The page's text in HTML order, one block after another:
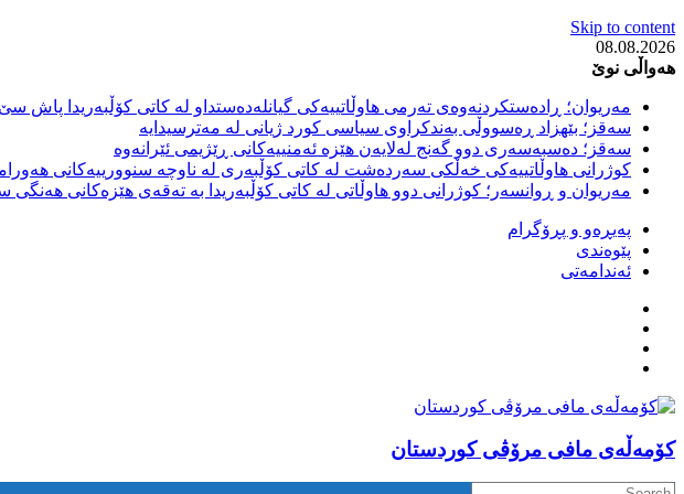
Skip to content
08.08.2026
هەواڵی نوێ
مەریوان؛ ڕادەستکردنەوەی تەرمی هاوڵاتییەکی گیانلەدەستداو لە کاتی کۆڵبەریدا پاش
سەقز؛ بێهزاد ڕەسووڵی بەندکراوی سیاسی کورد ژیانی لە مەترسیدایە
سەقز؛ دەسبەسەری دوو گەنج لەلایەن هێزە ئەمنییەکانی ڕێژیمی ئێرانەوە
کوژرانی هاوڵاتییەکی خەڵکی سەردەشت لە کاتی کۆڵبەری لە ناوچە سنوورییەکانی
مەریوان و ڕوانسەر؛ کوژرانی دوو هاوڵاتی لە کاتی کۆڵبەریدا بە تەقەی هێزەکانی هەنگی
پەیڕەو و پڕۆگرام
پێوەندی
ئەندامەتی
كۆمه‌ڵه‌ی مافی مرۆڤی کوردستان